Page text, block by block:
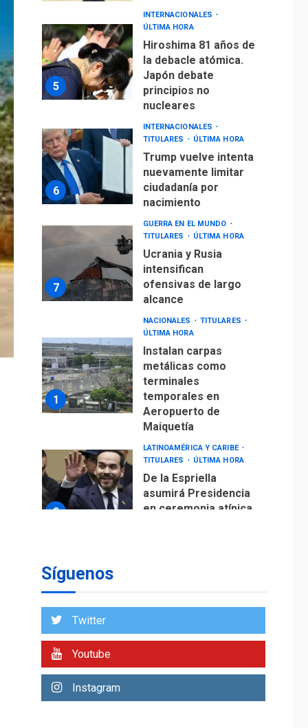
5
INTERNACIONALES
ÚLTIMA HORA
Hiroshima 81 años de
la debacle atómica.
Japón debate
principios no
nucleares
6
INTERNACIONALES
TITULARES
ÚLTIMA HORA
Trump vuelve intenta
nuevamente limitar
ciudadanía por
nacimiento
7
GUERRA EN EL MUNDO
TITULARES
ÚLTIMA HORA
Ucrania y Rusia
intensifican
ofensivas de largo
alcance
1
NACIONALES
TITULARES
ÚLTIMA HORA
Instalan carpas
metálicas como
terminales
temporales en
Aeropuerto de
Maiquetía
2
LATINOAMÉRICA Y CARIBE
TITULARES
ÚLTIMA HORA
De la Espriella
asumirá Presidencia
en ceremonia atípica
3
de diálogo en
4
POLÍTICA
TITULARES
Gobierno y AN2015 en
diálogo
Síguenos
Twitter
Youtube
Instagram